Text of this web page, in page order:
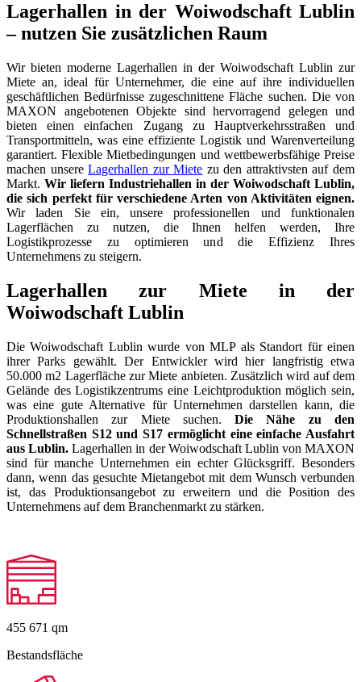
Lagerhallen in der Woiwodschaft Lublin
– nutzen Sie zusätzlichen Raum
Wir bieten moderne Lagerhallen in der Woiwodschaft Lublin zur
Miete an, ideal für Unternehmer, die eine auf ihre individuellen
geschäftlichen Bedürfnisse zugeschnittene Fläche suchen. Die von
MAXON angebotenen Objekte sind hervorragend gelegen und
bieten einen einfachen Zugang zu Hauptverkehrsstraßen und
Transportmitteln, was eine effiziente Logistik und Warenverteilung
garantiert. Flexible Mietbedingungen und wettbewerbsfähige Preise
machen unsereLagerhallen zur Miete zu den attraktivsten auf dem
Markt. Wir liefern Industriehallen in der Woiwodschaft Lublin,
die sich perfekt für verschiedene Arten von Aktivitäten eignen.
Wir laden Sie ein, unsere professionellen und funktionalen
Lagerflächen zu nutzen, die Ihnen helfen werden, Ihre
Logistikprozesse zu optimieren und die Effizienz Ihres
Unternehmens zu steigern.
Lagerhallen zur Miete in der
Woiwodschaft Lublin
Die Woiwodschaft Lublin wurde von MLP als Standort für einen
ihrer Parks gewählt. Der Entwickler wird hier langfristig etwa
50.000 m2 Lagerfläche zur Miete anbieten. Zusätzlich wird auf dem
Gelände des Logistikzentrums eine Leichtproduktion möglich sein,
was eine gute Alternative für Unternehmen darstellen kann, die
Produktionshallen zur Miete suchen.Die Nähe zu den
Schnellstraßen S12 und S17 ermöglicht eine einfache Ausfahrt
aus Lublin. Lagerhallen in der Woiwodschaft Lublin von MAXON
sind für manche Unternehmen ein echter Glücksgriff. Besonders
dann, wenn das gesuchte Mietangebot mit dem Wunsch verbunden
ist, das Produktionsangebot zu erweitern und die Position des
Unternehmens auf dem Branchenmarkt zu stärken.
455 671 qm
Bestandsfläche